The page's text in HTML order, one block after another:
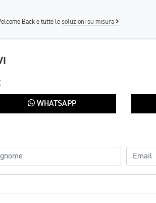
Back e tutte le soluzioni su misura
WHATSAPP